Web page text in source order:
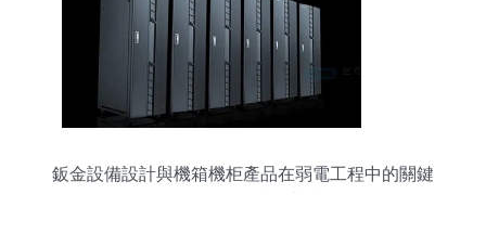
鈑金設備設計與機箱機柜產品在弱電工程中的關鍵